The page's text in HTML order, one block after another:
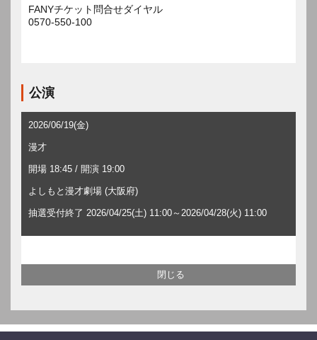
FANYチケット問合せダイヤル
0570-550-100
公演
2026/06/19(金)
漫才
開場 18:45 / 開演 19:00
よしもと漫才劇場 (大阪府)
抽選受付終了 2026/04/25(土) 11:00～2026/04/28(火) 11:00